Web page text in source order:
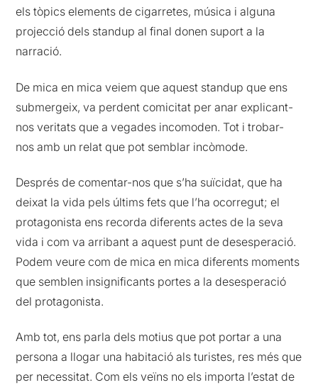
els tòpics elements de cigarretes, música i alguna
projecció dels standup al final donen suport a la
narració.
De mica en mica veiem que aquest standup que ens
submergeix, va perdent comicitat per anar explicant-
nos veritats que a vegades incomoden. Tot i trobar-
nos amb un relat que pot semblar incòmode.
Després de comentar-nos que s’ha suïcidat, que ha
deixat la vida pels últims fets que l’ha ocorregut; el
protagonista ens recorda diferents actes de la seva
vida i com va arribant a aquest punt de desesperació.
Podem veure com de mica en mica diferents moments
que semblen insignificants portes a la desesperació
del protagonista.
Amb tot, ens parla dels motius que pot portar a una
persona a llogar una habitació als turistes, res més que
per necessitat. Com els veïns no els importa l’estat de